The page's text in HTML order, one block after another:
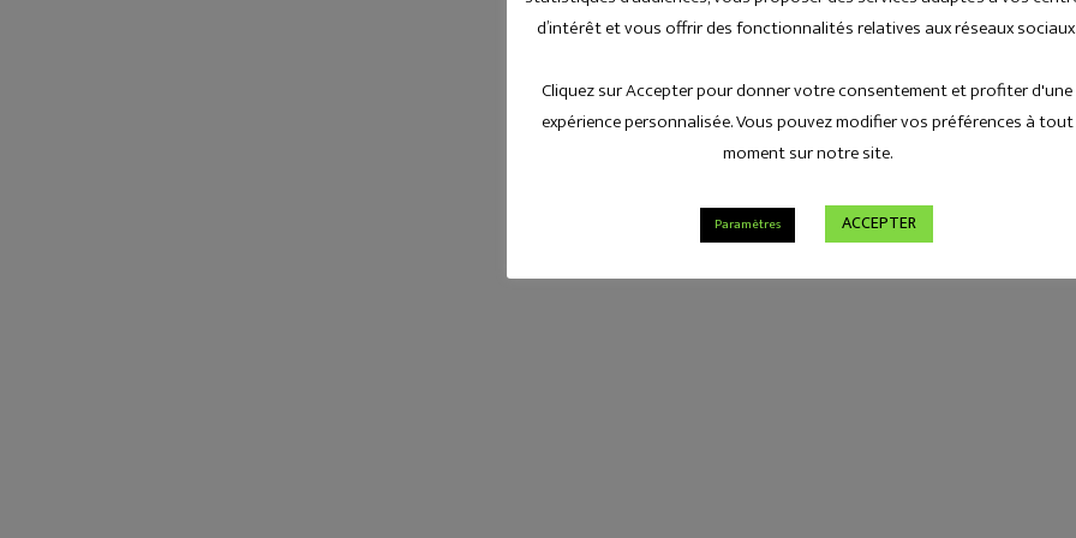
d’intérêt et vous offrir des fonctionnalités relatives aux réseaux sociaux.
Cliquez sur Accepter pour donner votre consentement et profiter d'une
expérience personnalisée. Vous pouvez modifier vos préférences à tout
moment sur notre site.
Paramètres ACCEPTER